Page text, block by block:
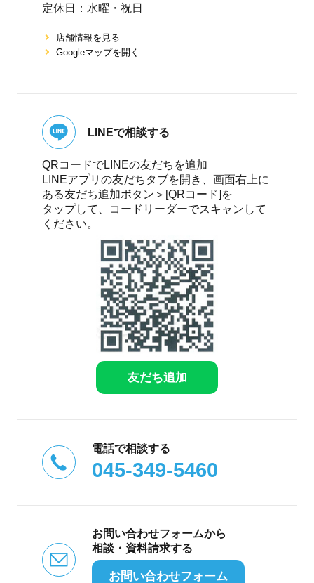
定休⽇：⽔曜・祝⽇
店舗情報を⾒る
Googleマップを開く
LINEで相談する
QRコードでLINEの友だちを追加
LINEアプリの友だちタブを開き、画面右上に
ある友だち追加ボタン＞[QRコード]を
タップして、コードリーダーでスキャンして
ください。
友だち追加
電話で相談する
045-349-5460
お問い合わせフォームから
相談・資料請求する
お問い合わせフォーム